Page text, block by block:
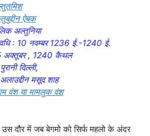
ऐबक
अल्तुनिया
: 10 नवम्बर 1236 ई.-1240 ई.
अक्तूबर , 1240 कैथल
दिल्ली,
मसूद शाह
वंश या मामलुक वंश
दौर में जब बेगमो को सिर्फ महलो के अंदर